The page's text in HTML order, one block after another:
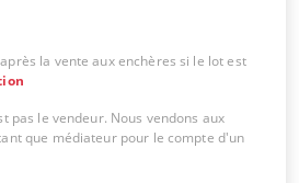
la vente aux enchères si le lot est
pas le vendeur. Nous vendons aux
que médiateur pour le compte d'un